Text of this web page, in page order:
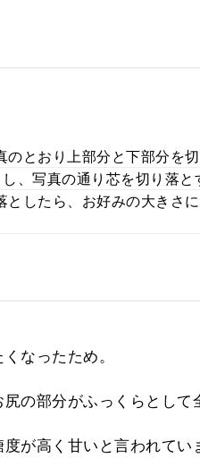
とおり上部分と下部分を切
、写真の通り芯を切り落と
としたら、お好みの大きさ
なったため。
の部分がふっくらとして
が高く甘いと言われてい